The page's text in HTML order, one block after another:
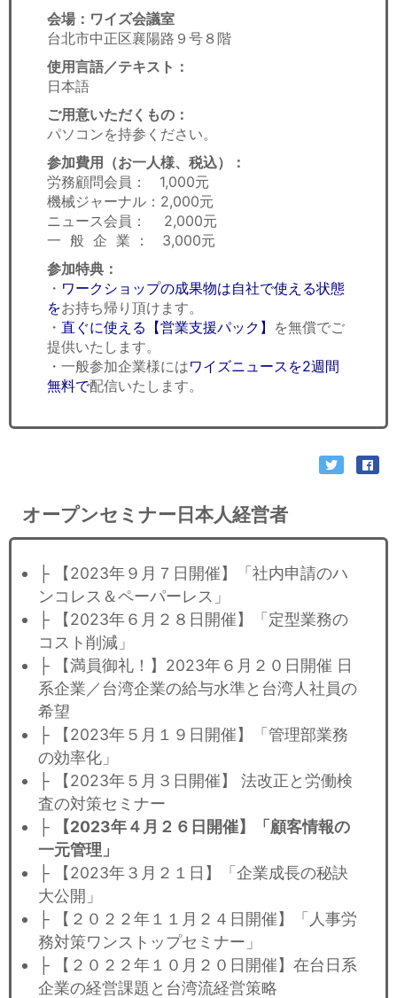
会場：ワイズ会議室
台北市中正区襄陽路９号８階
使用言語／テキスト：
日本語
ご用意いただくもの：
パソコンを持参ください。
参加費用（お一人様、税込）：
労務顧問会員： 1,000元
機械ジャーナル：2,000元
ニュース会員： 2,000元
一 般 企 業 ： 3,000元
参加特典：
・ ワークショップの成果物は自社で使える状態
をお持ち帰り頂けます。
・ 直ぐに使える【営業支援パック】 を無償でご
提供いたします。
・一般参加企業様にはワイズニュースを2週間
無料で配信いたします。
オープンセミナー日本人経営者
├ 【2023年９月７日開催】「社内申請のハ
ンコレス＆ペーパーレス」
├ 【2023年６月２８日開催】「定型業務の
コスト削減」
├ 【満員御礼！】2023年６月２０日開催 日
系企業／台湾企業の給与水準と台湾人社員の
希望
├ 【2023年５月１９日開催】「管理部業務
の効率化」
├ 【2023年５月３日開催】 法改正と労働検
査の対策セミナー
├
【2023年４月２６日開催】「顧客情報の
一元管理」
├ 【2023年３月２１日】「企業成長の秘訣
大公開」
├ 【２０２２年１１月２４日開催】「人事労
務対策ワンストップセミナー」
├ 【２０２２年１０月２０日開催】在台日系
企業の経営課題と台湾流経営策略